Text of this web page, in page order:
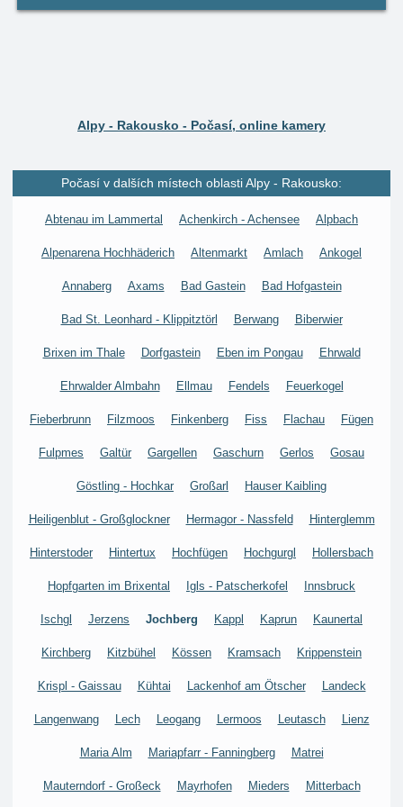
Alpy - Rakousko - Počasí, online kamery
Počasí v dalších místech oblasti Alpy - Rakousko:
Abtenau im Lammertal Achenkirch - Achensee Alpbach
Alpenarena Hochhäderich Altenmarkt Amlach Ankogel
Annaberg Axams Bad Gastein Bad Hofgastein
Bad St. Leonhard - Klippitztörl Berwang Biberwier
Brixen im Thale Dorfgastein Eben im Pongau Ehrwald
Ehrwalder Almbahn Ellmau Fendels Feuerkogel
Fieberbrunn Filzmoos Finkenberg Fiss Flachau Fügen
Fulpmes Galtür Gargellen Gaschurn Gerlos Gosau
Göstling - Hochkar Großarl Hauser Kaibling
Heiligenblut - Großglockner Hermagor - Nassfeld Hinterglemm
Hinterstoder Hintertux Hochfügen Hochgurgl Hollersbach
Hopfgarten im Brixental Igls - Patscherkofel Innsbruck
Ischgl Jerzens Jochberg Kappl Kaprun Kaunertal
Kirchberg Kitzbühel Kössen Kramsach Krippenstein
Krispl - Gaissau Kühtai Lackenhof am Ötscher Landeck
Langenwang Lech Leogang Lermoos Leutasch Lienz
Maria Alm Mariapfarr - Fanningberg Matrei
Mauterndorf - Großeck Mayrhofen Mieders Mitterbach